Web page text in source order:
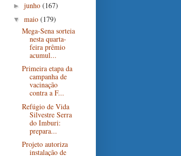
► junho (167)
▼ maio (179)
Mega-Sena sorteia
nesta quarta-
feira prêmio
acumul...
Primeira etapa da
campanha de
vacinação
contra a F...
Refúgio de Vida
Silvestre Serra
do Imburi:
prepara...
Projeto autoriza
instalação de